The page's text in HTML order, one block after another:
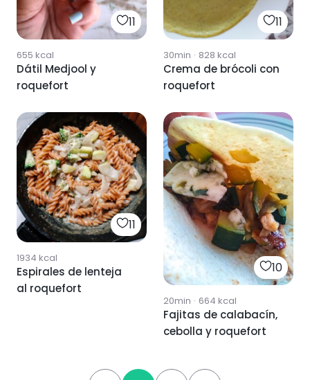
11
655 kcal
Dátil Medjool y
roquefort
11
30min · 828 kcal
Crema de brócoli con
roquefort
11
1934 kcal
Espirales de lenteja
al roquefort
10
20min · 664 kcal
Fajitas de calabacín,
cebolla y roquefort